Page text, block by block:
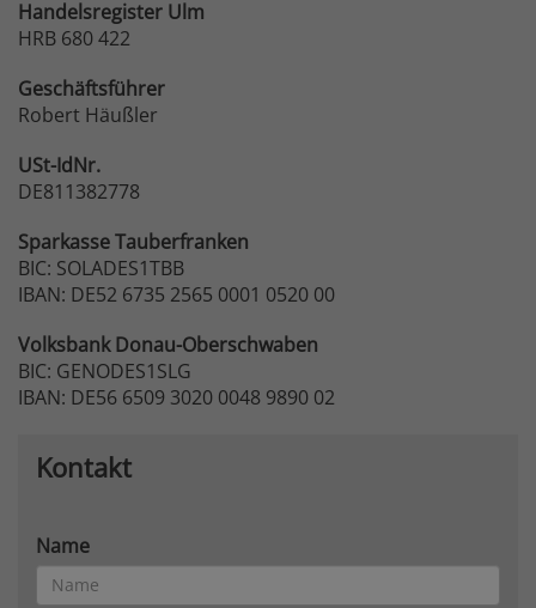
Handelsregister Ulm
HRB 680 422
Geschäftsführer
Robert Häußler
USt-IdNr.
DE811382778
SparkasseTauberfranken
BIC: SOLADES1TBB
IBAN: DE52 6735 2565 0001 0520 00
VolksbankDonau-Oberschwaben
BIC: GENODES1SLG
IBAN: DE56 6509 3020 0048 9890 02
Kontakt
Name